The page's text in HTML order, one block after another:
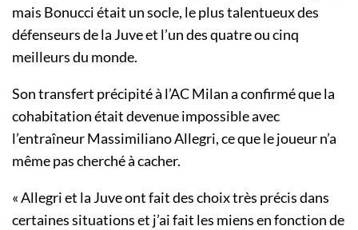
mais Bonucci était un socle, le plus talentueux des
défenseurs de la Juve et l’un des quatre ou cinq
meilleurs du monde.
Son transfert précipité à l’AC Milan a confirmé que la
cohabitation était devenue impossible avec
l’entraîneur Massimiliano Allegri, ce que le joueur n’a
même pas cherché à cacher.
« Allegri et la Juve ont fait des choix très précis dans
certaines situations et j’ai fait les miens en fonction de